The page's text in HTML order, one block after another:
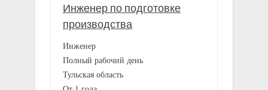
Инженер по подготовке
производства
Инженер
Полный рабочий день
Тульская область